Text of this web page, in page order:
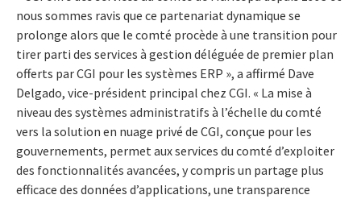
nous sommes ravis que ce partenariat dynamique se
prolonge alors que le comté procède à une transition pour
tirer parti des services à gestion déléguée de premier plan
offerts par CGI pour les systèmes ERP », a affirmé Dave
Delgado, vice-président principal chez CGI. « La mise à
niveau des systèmes administratifs à l’échelle du comté
vers la solution en nuage privé de CGI, conçue pour les
gouvernements, permet aux services du comté d’exploiter
des fonctionnalités avancées, y compris un partage plus
efficace des données d’applications, une transparence